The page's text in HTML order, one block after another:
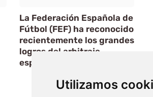
Utilizamos
La Federación Española de
Fútbol (FEF) ha reconocido
recientemente los grandes
logros del arbitraje
español
Artículo Siguiente